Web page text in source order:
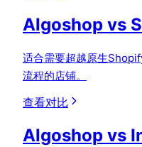
Algoshop vs
适合需要超越原生
流程的店铺。
查看对比
Algoshop vs